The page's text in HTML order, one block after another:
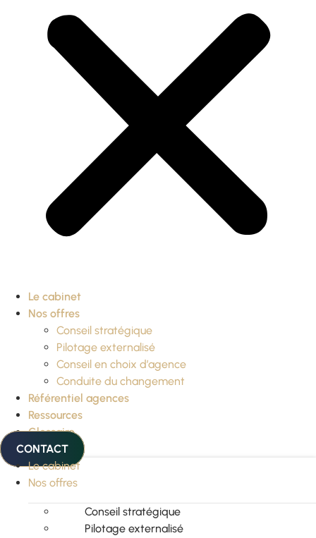
Le cabinet
Nos offres
Conseil stratégique
Pilotage externalisé
Conseil en choix d’agence
Conduite du changement
Référentiel agences
Ressources
Glossaire
CONTACT
Le cabinet
Nos offres
Conseil stratégique
Pilotage externalisé